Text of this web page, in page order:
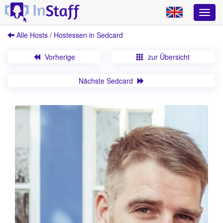
Alle Hosts / Hostessen in Sedcard
Vorherige zur Übersicht
Nächste Sedcard